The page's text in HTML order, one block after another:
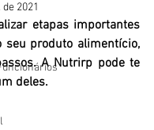
2021
etapas importantes
seu produto alimentício,
A Nutrirp pode te
deles.